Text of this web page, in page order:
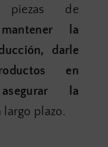
piezas de
mantener la
darle
en
la
largo plazo.